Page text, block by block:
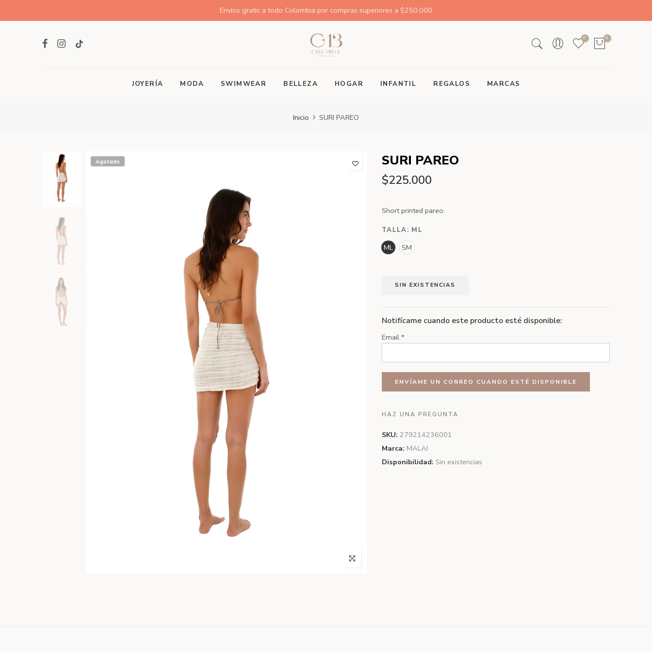
Envíos gratis a todo Colombia por compras superiores a $250.000
0 0
JOYERÍA MODA SWIMWEAR BELLEZA HOGAR INFANTIL REGALOS MARCAS
Inicio SURI PAREO
Agotado SURI PAREO
$225.000
Short printed pareo.
TALLA: ML
ML SM
SIN EXISTENCIAS
Notifícame cuando este producto esté disponible:
Email *
HAZ UNA PREGUNTA
SKU: 279214236001
Marca: MALAI
Disponibilidad: Sin existencias